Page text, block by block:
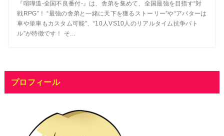
『喧嘩道-全国不良番付-』は、舎弟を集めて、全国最強を目指す“対
戦RPG”！ “最強の舎弟と一緒に天下を獲るストーリー”や“アバターは
車や単車もカスタム可能”、“10人VS10人のリアルタイム抗争バト
ル”が特徴です！ そ...
プロフィール